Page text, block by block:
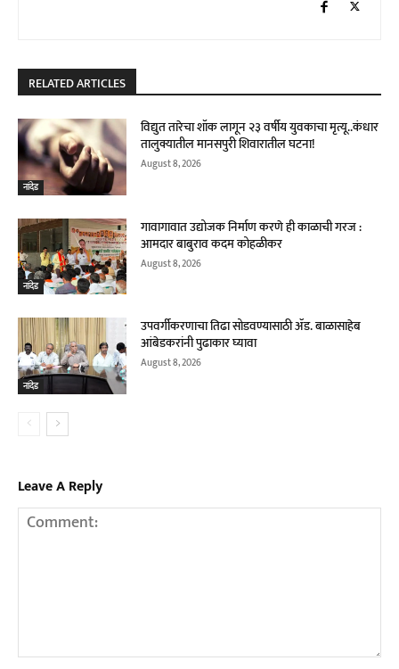
RELATED ARTICLES
नांदेड
विद्युत तारेचा शॉक लागून २३ वर्षीय युवकाचा मृत्यू..कंधार
तालुक्यातील मानसपुरी शिवारातील घटना!
August 8, 2026
नांदेड
गावागावात उद्योजक निर्माण करणे ही काळाची गरज :
आमदार बाबुराव कदम कोहळीकर
August 8, 2026
नांदेड
उपवर्गीकरणाचा तिढा सोडवण्यासाठी ॲड. बाळासाहेब
आंबेडकरांनी पुढाकार घ्यावा
August 8, 2026
Leave A Reply